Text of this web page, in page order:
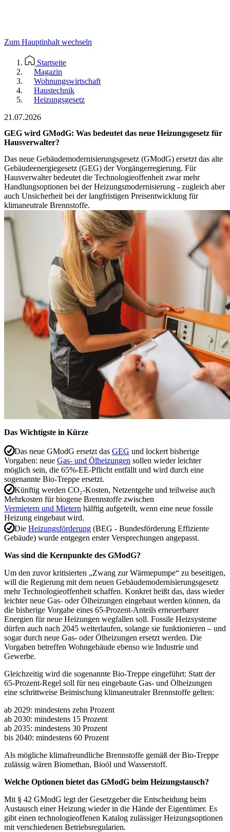
Zum Hauptinhalt wechseln
Startseite
Magazin
Wohnungswirtschaft
Haustechnik
Heizungsgesetz
21.07.2026
GEG wird GModG: Was bedeutet das neue Heizungsgesetz für
Hausverwalter?
Das neue Gebäudemodernisierungsgesetz (GModG) ersetzt das alte
Gebäudeenergiegesetz (GEG) der Vorgängerregierung. Für
Hausverwalter bedeutet die Technologieoffenheit zwar mehr
Handlungsoptionen bei der Heizungsmodernisierung - zugleich aber
auch Unsicherheit bei der langfristigen Preisentwicklung für
klimaneutrale Brennstoffe.
Das Wichtigste in Kürze
Das neue GModG ersetzt das GEG und lockert bisherige
Vorgaben: neue Gas- und Ölheizungen sollen wieder leichter
möglich sein, die 65%-EE-Pflicht entfällt und wird durch eine
sogenannte Bio-Treppe ersetzt.
Künftig werden CO₂-Kosten, Netzentgelte und teilweise auch
Mehrkosten für biogene Brennstoffe zwischen
Vermietern und Mietern hälftig aufgeteilt, wenn eine neue fossile
Heizung eingebaut wird.
Die Heizungsförderung (BEG - Bundesförderung Effiziente
Gebäude) wurde entgegen erster Versprechungen angepasst.
Was sind die Kernpunkte des GModG?
Um den zuvor kritisierten „Zwang zur Wärmepumpe“ zu beseitigen,
will die Regierung mit dem neuen Gebäudemodernisierungsgesetz
mehr Technologieoffenheit schaffen. Konkret heißt das, dass wieder
leichter neue Gas- oder Ölheizungen eingebaut werden können, da
die bisherige Vorgabe eines 65-Prozent-Anteils erneuerbarer
Energien für neue Heizungen wegfallen soll. Fossile Heizsysteme
dürfen auch nach 2045 weiterlaufen, solange sie funktionieren – und
sogar durch neue Gas- oder Ölheizungen ersetzt werden. Die
Vorgaben betreffen Wohngebäude ebenso wie Industrie und
Gewerbe.
Gleichzeitig wird die sogenannte Bio-Treppe eingeführt: Statt der
65-Prozent-Regel soll für neu eingebaute Gas- und Ölheizungen
eine schrittweise Beimischung klimaneutraler Brennstoffe gelten:
ab 2029: mindestens zehn Prozent
ab 2030: mindestens 15 Prozent
ab 2035: mindestens 30 Prozent
bis 2040: mindestens 60 Prozent
Als mögliche klimafreundliche Brennstoffe gemäß der Bio-Treppe
zulässig wären Biomethan, Bioöl und Wasserstoff.
Welche Optionen bietet das GModG beim Heizungstausch?
Mit § 42 GModG legt der Gesetzgeber die Entscheidung beim
Austausch einer Heizung wieder in die Hände der Eigentümer. Es
gibt einen technologieoffenen Katalog zulässiger Heizungsoptionen
mit verschiedenen Betriebsregularien.